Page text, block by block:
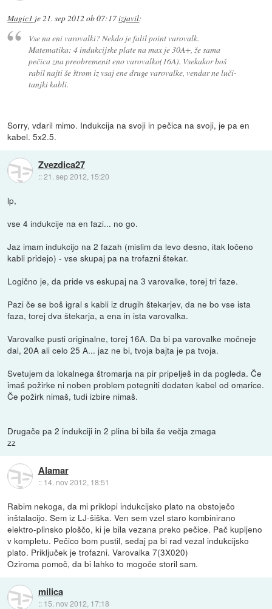
Magic1 je21. sep 2012 ob 07:17izjavil:
Vse na eni varovalki? Nekdo je falil point varovalk.
Matematika: 4 indukcijske plate na max je 30A+, že sama
pečica zna preobremenit eno varovalko(16A). Vsekakor boš
rabil najti še štrom iz vsaj ene druge varovalke, vendar ne luči-
tanjki kabli.
Sorry, vdaril mimo. Indukcija na svoji in pečica na svoji, je pa en
kabel. 5x2.5.
Zvezdica27
::21. sep 2012, 15:20
lp,
vse 4 indukcije na en fazi... no go.
Jaz imam indukcijo na 2 fazah (mislim da levo desno, itak ločeno
kabli pridejo) - vse skupaj pa na trofazni štekar.
Logično je, da pride vs eskupaj na 3 varovalke, torej tri faze.
Pazi če se boš igral s kabli iz drugih štekarjev, da ne bo vse ista
faza, torej dva štekarja, a ena in ista varovalka.
Varovalke pusti originalne, torej 16A. Da bi pa varovalke močneje
dal, 20A ali celo 25 A... jaz ne bi, tvoja bajta je pa tvoja.
Svetujem da lokalnega štromarja na pir pripelješ in da pogleda. Če
imaš požirke ni noben problem potegniti dodaten kabel od omarice.
Če požirk nimaš, tudi izbire nimaš.
Drugače pa 2 indukciji in 2 plina bi bila še večja zmaga
zz
Alamar
:: 14. nov 2012, 18:51
Rabim nekoga, da mi priklopi indukcijsko plato na obstoječo
inštalacijo. Sem iz LJ-šiška. Ven sem vzel staro kombinirano
elektro-plinsko ploščo, ki je bila vezana preko pečice. Pač kupljeno
v kompletu. Pečico bom pustil, sedaj pa bi rad vezal indukcijsko
plato. Priključek je trofazni. Varovalka 7(3X020)
Oziroma pomoč, da bi lahko to mogoče storil sam.
milica
:: 15. nov 2012, 17:18